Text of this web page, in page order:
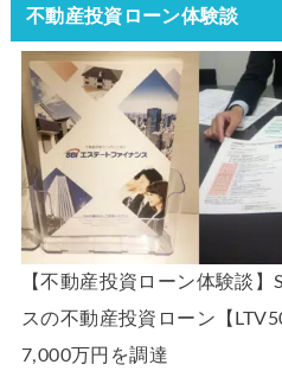
不動産投資ローン体験談
【不動産投資ローン体験談
スの不動産投資ローン【
7,000万円を調達